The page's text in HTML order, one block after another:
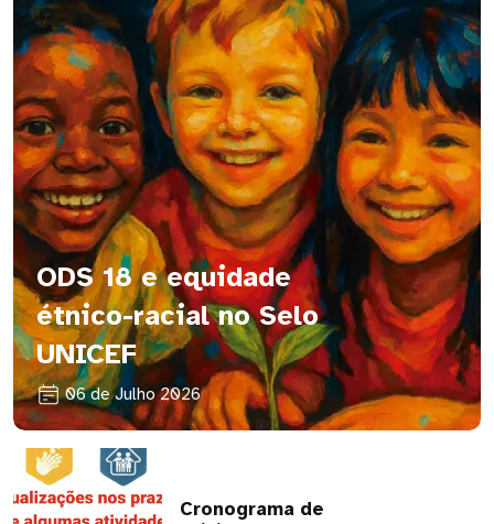
ODS 18 e equidade
étnico-racial no Selo
UNICEF
06 de Julho 2026
Cronograma de